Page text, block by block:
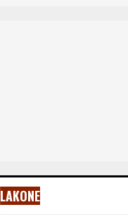
LAKONE